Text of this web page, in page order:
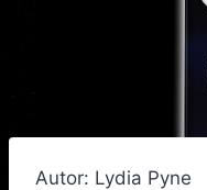
Autor: Lydia Pyne